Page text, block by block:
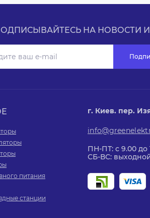
НА НОВОСТИ
питания
станции
г. Киев. пер.
ПН-ПТ: с 9.00 до
СБ-ВС: